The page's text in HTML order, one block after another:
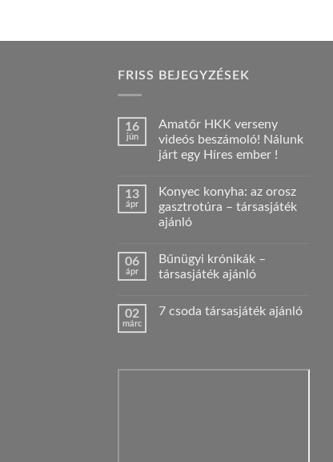
FRISS BEJEGYZÉSEK
16
jún
Amatőr HKK verseny
videós beszámoló! Nálunk
járt egy Híres ember !
a(z)
Amatőr
HKK
verseny
Nálunk
járt
egy
bejegyzéshez
13
ápr
Konyec konyha: az orosz
gasztrotúra – társasjáték
ajánló
a(z)
Konyec
konyha:
gasztrotúra
06
ápr
Bűnügyi krónikák –
társasjáték ajánló
a(z)
02
márc
7 csoda társasjáték ajánló
csoda